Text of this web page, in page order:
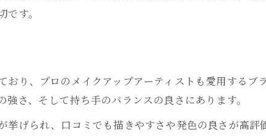
す。
り、プロのメイクアップアーティストも愛用するブ
さ、そして持ち手のバランスの良さにあります。
げられ、口コミでも描きやすさや発色の良さが高評